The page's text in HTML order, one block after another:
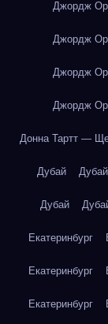
Джордж
Джордж
Джордж
Джордж
Донна Тартт —
Дубай Дубай
Дубай
Екатеринбург
Екатеринбург
Екатеринбург